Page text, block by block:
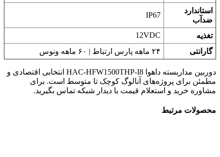
استاندارد
ضدآب
IP67
تغذیه
12VDC
گارانتی
۲۴ ماهه پارس ارتباط | ۶۰ ماهه ونوس
دوربین مداربسته داهوا HAC-HFW1500THP-I8 انتخابی اقتصادی و
مطمئن برای پروژه‌های آنالوگ کوچک تا متوسط است. برای
مشاوره خرید و استعلام قیمت با دیدار شبکه تماس بگیرید.
محصولات مرتبط